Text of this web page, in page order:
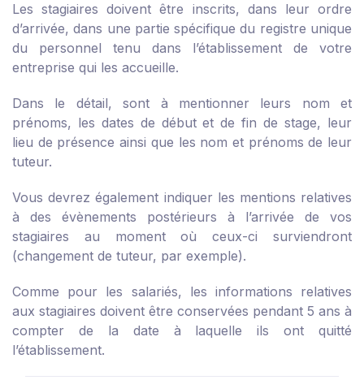
Les stagiaires doivent être inscrits, dans leur ordre
d’arrivée, dans une partie spécifique du registre unique
du personnel tenu dans l’établissement de votre
entreprise qui les accueille.
Dans le détail, sont à mentionner leurs nom et
prénoms, les dates de début et de fin de stage, leur
lieu de présence ainsi que les nom et prénoms de leur
tuteur.
Vous devrez également indiquer les mentions relatives
à des évènements postérieurs à l’arrivée de vos
stagiaires au moment où ceux-ci surviendront
(changement de tuteur, par exemple).
Comme pour les salariés, les informations relatives
aux stagiaires doivent être conservées pendant 5 ans à
compter de la date à laquelle ils ont quitté
l’établissement.